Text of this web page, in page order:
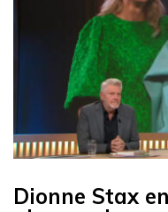
Dionne Stax